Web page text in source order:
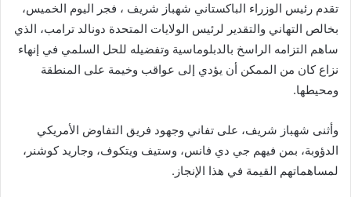
تقدم رئيس الوزراء الباكستاني شهباز شريف ، فجر اليوم الخميس،
بخالص التهاني والتقدير لرئيس الولايات المتحدة دونالد ترامب، الذي
ساهم التزامه الراسخ بالدبلوماسية وتفضيله للحل السلمي في إنهاء
نزاع كان من الممكن أن يؤدي إلى عواقب وخيمة على المنطقة
ومحيطها.
وأثنى شهباز شريف، على تفاني وجهود فريق التفاوض الأمريكي
الدؤوبة، بمن فيهم جي دي فانس، وستيف ويتكوف، وجاريد كوشنر،
لمساهماتهم القيمة في هذا الإنجاز.